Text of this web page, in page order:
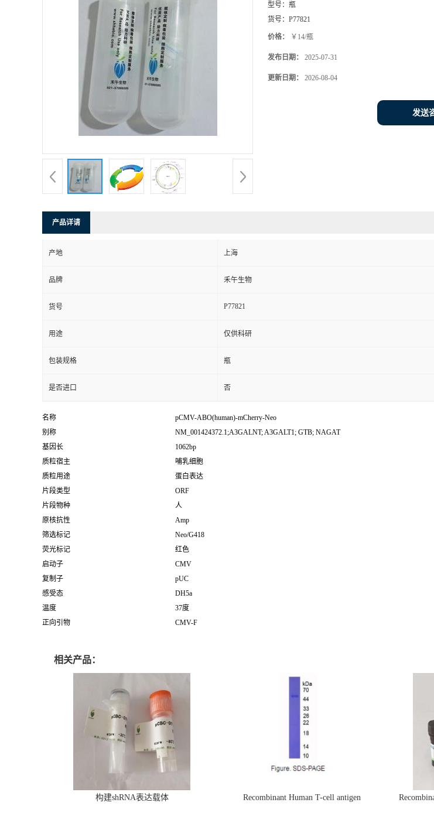
型号： 瓶
货号： P77821
价格： ￥14/瓶
发布日期： 2025-07-31
更新日期： 2026-08-04
发送
产品详请
产地 上海
品牌 禾午生物
货号 P77821
用途 仅供科研
包装规格 瓶
是否进口 否
名称
pCMV-ABO(human)-mCherry-Neo
别称
NM_001424372.1;A3GALNT; A3GALT1; GTB; NAGAT
基因长
1062bp
质粒宿主
哺乳细胞
质粒用途
蛋白表达
片段类型
ORF
片段物种
人
原核抗性
Amp
筛选标记
Neo/G418
荧光标记
红色
启动子
CMV
复制子
pUC
感受态
DH5a
温度
37度
正向引物
CMV-F
相关产品：
构建shRNA表达载体
Recombinant Human T-cell antigen